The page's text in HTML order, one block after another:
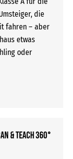
die
fahren – aber
etwas
oder
TEACH 360°